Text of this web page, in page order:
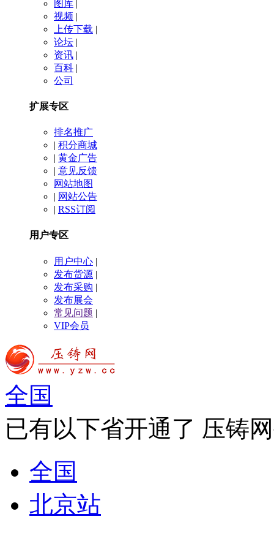
图库 |
视频 |
上传下载 |
论坛 |
资讯 |
百科 |
公司
扩展专区
排名推广
| 积分商城
| 黄金广告
| 意见反馈
网站地图
| 网站公告
| RSS订阅
用户专区
用户中心 |
发布货源 |
发布采购 |
发布展会
常见问题 |
VIP会员
全国
已有以下省开通了 压铸
全国
北京站